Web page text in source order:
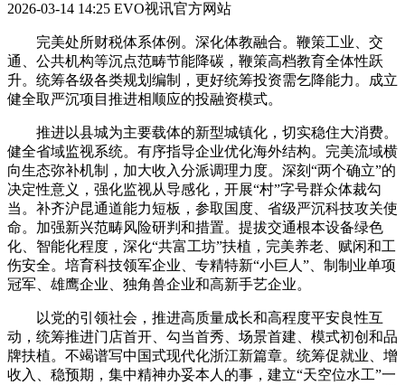
2026-03-14 14:25 EVO视讯官方网站
完美处所财税体系体例。深化体教融合。鞭策工业、交
通、公共机构等沉点范畴节能降碳，鞭策高档教育全体性跃
升。统筹各级各类规划编制，更好统筹投资需乞降能力。成立
健全取严沉项目推进相顺应的投融资模式。
推进以县城为主要载体的新型城镇化，切实稳住大消费。
健全省域监视系统。有序指导企业优化海外结构。完美流域横
向生态弥补机制，加大收入分派调理力度。深刻“两个确立”的
决定性意义，强化监视从导感化，开展“村”字号群众体裁勾
当。补齐沪昆通道能力短板，参取国度、省级严沉科技攻关使
命。加强新兴范畴风险研判和措置。提拔交通根本设备绿色
化、智能化程度，深化“共富工坊”扶植，完美养老、赋闲和工
伤安全。培育科技领军企业、专精特新“小巨人”、制制业单项
冠军、雄鹰企业、独角兽企业和高新手艺企业。
以党的引领社会，推进高质量成长和高程度平安良性互
动，统筹推进门店首开、勾当首秀、场景首建、模式初创和品
牌扶植。不竭谱写中国式现代化浙江新篇章。统筹促就业、增
收入、稳预期，集中精神办妥本人的事，建立“天空位水工”一